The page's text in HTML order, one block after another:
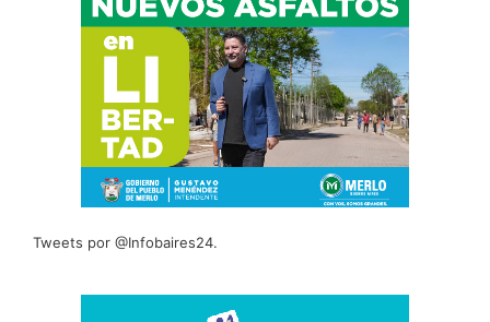
Tweets por @Infobaires24.